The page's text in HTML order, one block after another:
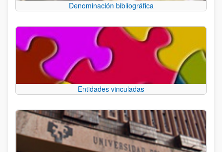
Denominación bibliográfica
Entidades vinculadas